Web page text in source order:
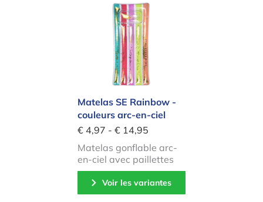
Matelas SE Rainbow - couleurs
Matelas SE Rainbow -
couleurs arc-en-ciel
€ 4,97 - € 14,95
Matelas gonflable arc-
en-ciel avec paillettes
Voir les variantes